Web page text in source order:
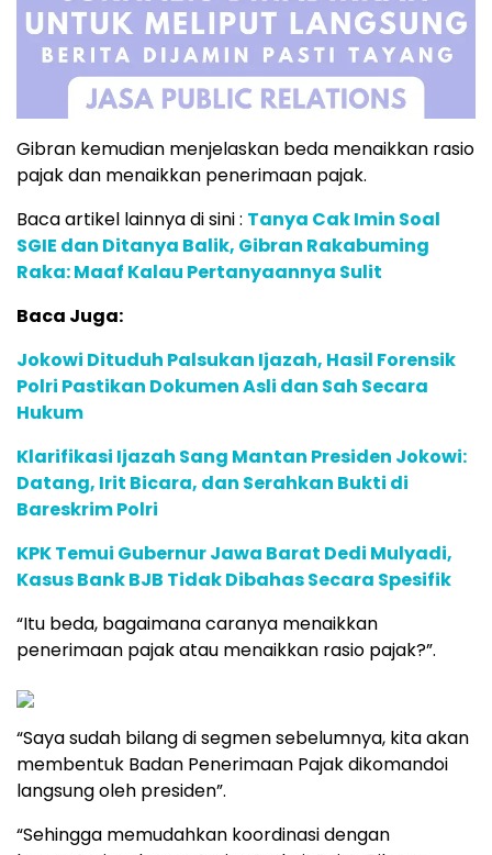
Gibran kemudian menjelaskan beda menaikkan rasio
pajak dan menaikkan penerimaan pajak.
Baca artikel lainnya di sini : Tanya Cak Imin Soal
SGIE dan Ditanya Balik, Gibran Rakabuming
Raka: Maaf Kalau Pertanyaannya Sulit
Baca Juga:
Jokowi Dituduh Palsukan Ijazah, Hasil Forensik
Polri Pastikan Dokumen Asli dan Sah Secara
Hukum
Klarifikasi Ijazah Sang Mantan Presiden Jokowi:
Datang, Irit Bicara, dan Serahkan Bukti di
Bareskrim Polri
KPK Temui Gubernur Jawa Barat Dedi Mulyadi,
Kasus Bank BJB Tidak Dibahas Secara Spesifik
“Itu beda, bagaimana caranya menaikkan
penerimaan pajak atau menaikkan rasio pajak?”.
“Saya sudah bilang di segmen sebelumnya, kita akan
membentuk Badan Penerimaan Pajak dikomandoi
langsung oleh presiden”.
“Sehingga memudahkan koordinasi dengan